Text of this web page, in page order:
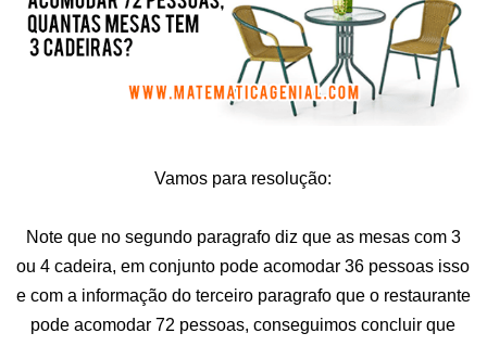
Vamos para resolução:
Note que no segundo paragrafo diz que as mesas com 3
ou 4 cadeira, em conjunto pode acomodar 36 pessoas isso
e com a informação do terceiro paragrafo que o restaurante
pode acomodar 72 pessoas, conseguimos concluir que